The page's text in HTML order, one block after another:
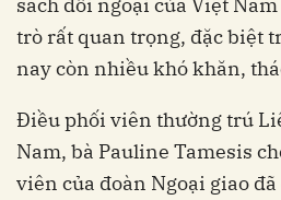
trò rất quan trọng, đặc biệt
nay còn nhiều khó khăn,
Điều phối viên thường trú
Nam, bà Pauline Tamesis
viên của đoàn Ngoại giao